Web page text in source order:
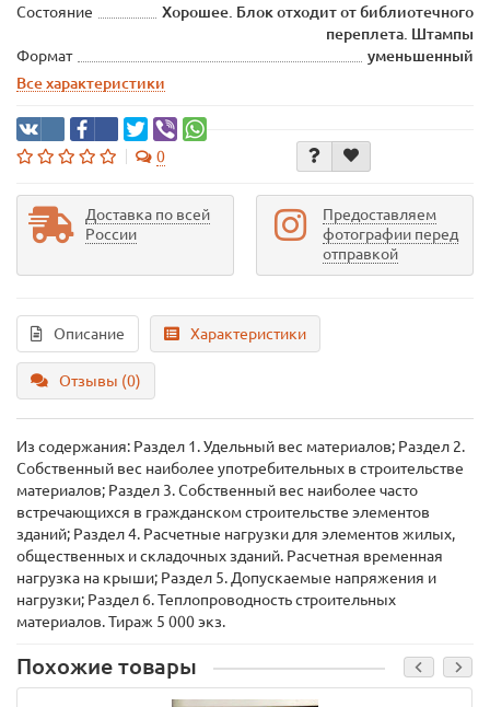
Состояние
Хорошее. Блок отходит от библиотечного
переплета. Штампы
Формат
уменьшенный
Все характеристики
0
Доставка по всей
России
Предоставляем
фотографии перед
отправкой
Описание Характеристики
Отзывы (0)
Из содержания: Раздел 1. Удельный вес материалов; Раздел 2.
Собственный вес наиболее употребительных в строительстве
материалов; Раздел 3. Собственный вес наиболее часто
встречающихся в гражданском строительстве элементов
зданий; Раздел 4. Расчетные нагрузки для элементов жилых,
общественных и складочных зданий. Расчетная временная
нагрузка на крыши; Раздел 5. Допускаемые напряжения и
нагрузки; Раздел 6. Теплопроводность строительных
материалов. Тираж 5 000 экз.
Похожие товары